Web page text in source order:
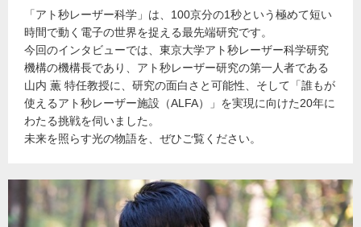
「アト秒レーザー科学」は、100京分の1秒という極めて短い
時間で動く電子の世界を捉える最先端研究です。
今回のインタビューでは、東京大学アト秒レーザー科学研究
機構の機構長であり、アト秒レーザー研究の第一人者である
山内 薫 特任教授に、研究の面白さと可能性、そして「誰もが
使えるアト秒レーザー施設（ALFA）」を実現に向けた20年に
わたる挑戦を伺いました。
未来を照らす光の物語を、ぜひご覧ください。